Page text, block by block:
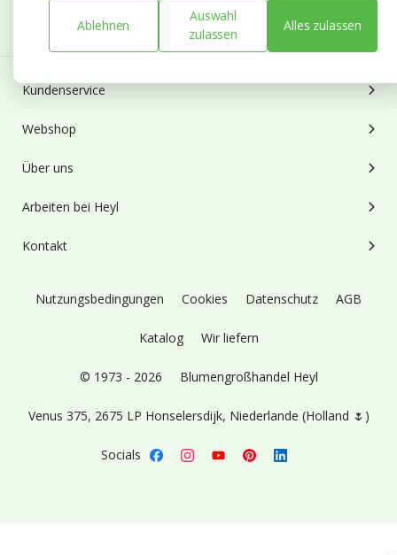
Kundenservice
Webshop
Über uns
Arbeiten bei Heyl
Kontakt
Nutzungsbedingungen Cookies Datenschutz AGB
Katalog Wir liefern
© 1973 - 2026 Blumengroßhandel Heyl
Venus 375, 2675 LP Honselersdijk, Niederlande (Holland 🌷)
Socials
Ablehnen
Auswahl
zulassen
Alles zulassen